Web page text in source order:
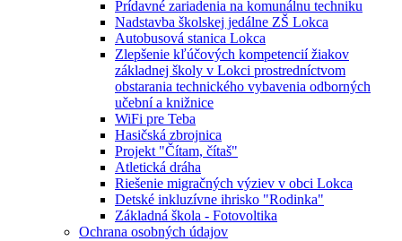
Prídavné zariadenia na komunálnu techniku
Nadstavba školskej jedálne ZŠ Lokca
Autobusová stanica Lokca
Zlepšenie kľúčových kompetencií žiakov
základnej školy v Lokci prostredníctvom
obstarania technického vybavenia odborných
učební a knižnice
WiFi pre Teba
Hasičská zbrojnica
Projekt "Čítam, čítaš"
Atletická dráha
Riešenie migračných výziev v obci Lokca
Detské inkluzívne ihrisko "Rodinka"
Základná škola - Fotovoltika
Ochrana osobných údajov